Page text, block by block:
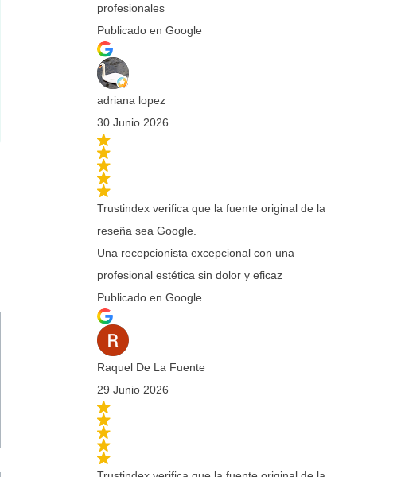
profesionales
Publicado en Google
adriana lopez
30 Junio 2026
Trustindex verifica que la fuente original de la
reseña sea Google.
Una recepcionista excepcional con una
profesional estética sin dolor y eficaz
Publicado en Google
Raquel De La Fuente
29 Junio 2026